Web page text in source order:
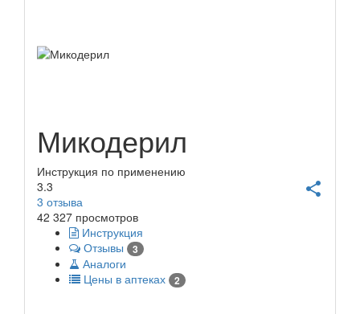
Микодерил
Инструкция по применению
share
3.3
3 отзыва
42 327 просмотров
Инструкция
Отзывы
3
Аналоги
Цены в аптеках
2